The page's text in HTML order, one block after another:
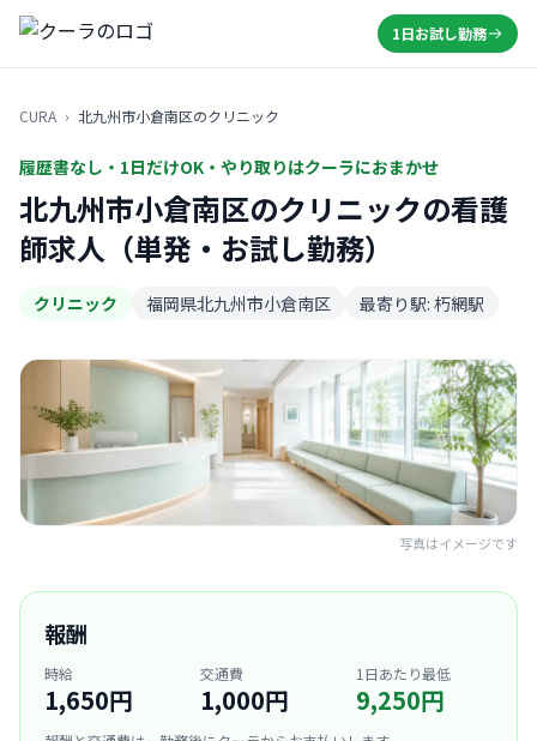
1日お試し勤務
CURA › 北九州市小倉南区のクリニック
履歴書なし・1日だけOK・やり取りはクーラにおまかせ
北九州市小倉南区のクリニックの看護
師求人（単発・お試し勤務）
クリニック 福岡県北九州市小倉南区 最寄り駅: 朽網駅
写真はイメージです
報酬
時給
1,650円
交通費
1,000円
1日あたり最低
9,250円